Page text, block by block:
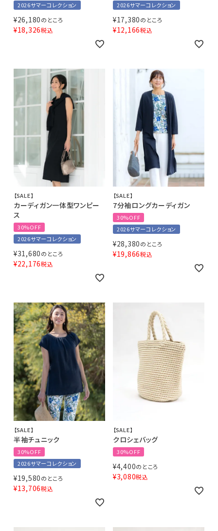
2026サマーコレクション
¥26,180のところ
¥18,326税込
2026サマーコレクション
¥17,380のところ
¥12,166税込
【SALE】
カーディガン一体型ワンピー
ス
30%OFF
2026サマーコレクション
¥31,680のところ
¥22,176税込
【SALE】
7分袖ロングカーディガン
30%OFF
2026サマーコレクション
¥28,380のところ
¥19,866税込
【SALE】
半袖チュニック
30%OFF
2026サマーコレクション
¥19,580のところ
¥13,706税込
【SALE】
クロシェバッグ
30%OFF
¥4,400のところ
¥3,080税込